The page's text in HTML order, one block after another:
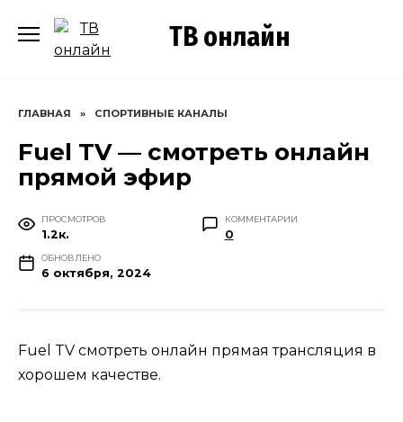
содержанию
ТВ онлайн
ГЛАВНАЯ » СПОРТИВНЫЕ КАНАЛЫ
Fuel TV — смотреть онлайн
прямой эфир
ПРОСМОТРОВ
1.2к.
КОММЕНТАРИИ
0
ОБНОВЛЕНО
6 октября, 2024
Fuel TV смотреть онлайн прямая трансляция в
хорошем качестве.